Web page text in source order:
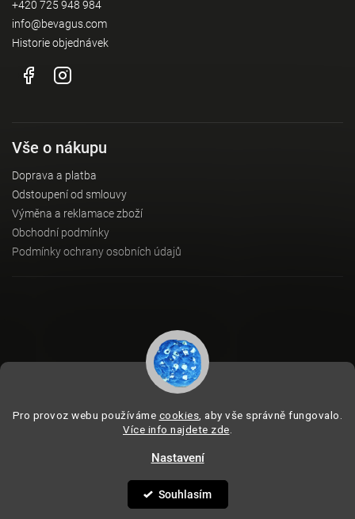
Pro provoz webu používáme cookies , aby vše správně fungovalo.
Více info najdete zde
Nastavení
Souhlasím
+420 725 948 984
info@bevagus.com
Historie objednávek
Vše o nákupu
Doprava a platba
Odstoupení od smlouvy
Výměna a reklamace zboží
Obchodní podmínky
Podmínky ochrany osobních údajů
BeVagus.com. Všechna práva vyhrazena.